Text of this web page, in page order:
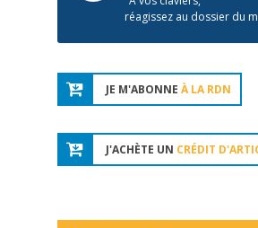
réagissez au dossier du
JE M'ABONNE À LA RDN
J'ACHÈTE UN CRÉDIT